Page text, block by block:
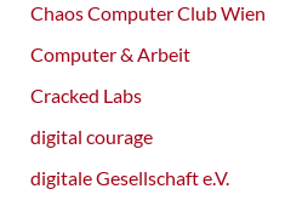
Chaos Computer Club Wien
Computer & Arbeit
Cracked Labs
digital courage
digitale Gesellschaft e.V.